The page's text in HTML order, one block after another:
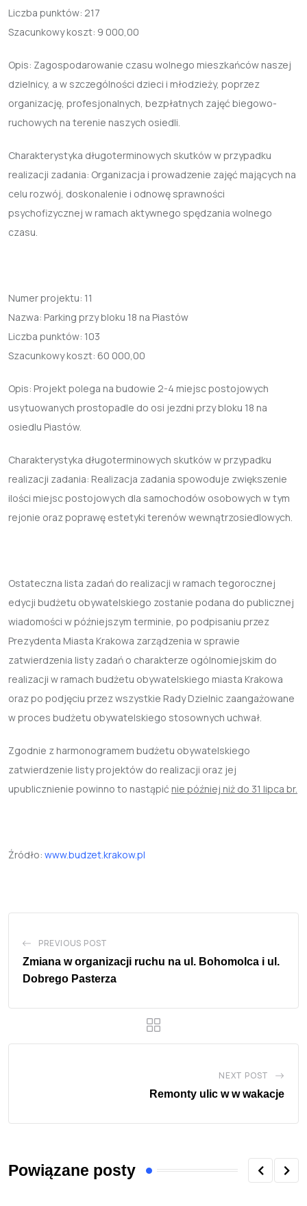
Liczba punktów: 217
Szacunkowy koszt: 9 000,00
Opis: Zagospodarowanie czasu wolnego mieszkańców naszej
dzielnicy, a w szczególności dzieci i młodzieży, poprzez
organizację, profesjonalnych, bezpłatnych zajęć biegowo-
ruchowych na terenie naszych osiedli.
Charakterystyka długoterminowych skutków w przypadku
realizacji zadania: Organizacja i prowadzenie zajęć mających na
celu rozwój, doskonalenie i odnowę sprawności
psychofizycznej w ramach aktywnego spędzania wolnego
czasu.
Numer projektu: 11
Nazwa: Parking przy bloku 18 na Piastów
Liczba punktów: 103
Szacunkowy koszt: 60 000,00
Opis: Projekt polega na budowie 2-4 miejsc postojowych
usytuowanych prostopadle do osi jezdni przy bloku 18 na
osiedlu Piastów.
Charakterystyka długoterminowych skutków w przypadku
realizacji zadania: Realizacja zadania spowoduje zwiększenie
ilości miejsc postojowych dla samochodów osobowych w tym
rejonie oraz poprawę estetyki terenów wewnątrzosiedlowych.
Ostateczna lista zadań do realizacji w ramach tegorocznej
edycji budżetu obywatelskiego zostanie podana do publicznej
wiadomości w późniejszym terminie, po podpisaniu przez
Prezydenta Miasta Krakowa zarządzenia w sprawie
zatwierdzenia listy zadań o charakterze ogólnomiejskim do
realizacji w ramach budżetu obywatelskiego miasta Krakowa
oraz po podjęciu przez wszystkie Rady Dzielnic zaangażowane
w proces budżetu obywatelskiego stosownych uchwał.
Zgodnie z harmonogramem budżetu obywatelskiego
zatwierdzenie listy projektów do realizacji oraz jej
upublicznienie powinno to nastąpić nie później niż do 31 lipca br.
Źródło: www.budzet.krakow.pl
PREVIOUS POST
Zmiana w organizacji ruchu na ul. Bohomolca i ul.
Dobrego Pasterza
NEXT POST
Remonty ulic w w wakacje
Powiązane posty